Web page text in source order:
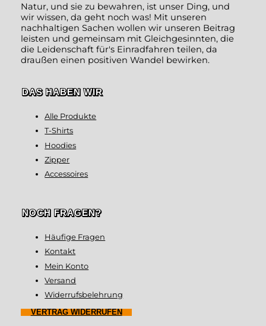
Natur, und sie zu bewahren, ist unser Ding, und
wir wissen, da geht noch was! Mit unseren
nachhaltigen Sachen wollen wir unseren Beitrag
leisten und gemeinsam mit Gleichgesinnten, die
die Leidenschaft für's Einradfahren teilen, da
draußen einen positiven Wandel bewirken.
DAS HABEN WIR
Alle Produkte
T-Shirts
Hoodies
Zipper
Accessoires
NOCH FRAGEN?
Häufige Fragen
Kontakt
Mein Konto
Versand
Widerrufsbelehrung
VERTRAG WIDERRUFEN